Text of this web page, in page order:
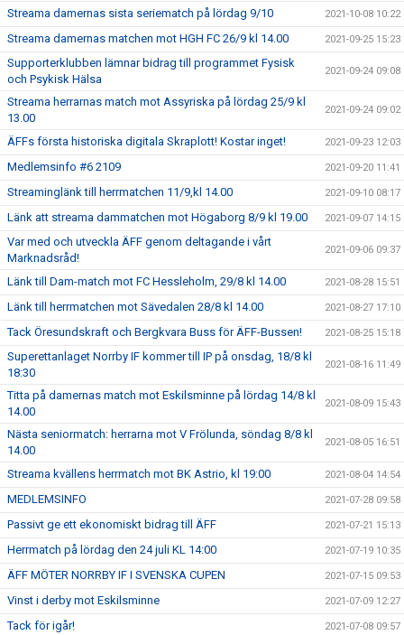
Streama damernas sista seriematch på lördag 9/10 2021-10-08 10:22
Streama damernas matchen mot HGH FC 26/9 kl 14.00 2021-09-25 15:23
Supporterklubben lämnar bidrag till programmet Fysisk
och Psykisk Hälsa
2021-09-24 09:08
Streama herrarnas match mot Assyriska på lördag 25/9 kl
13.00
2021-09-24 09:02
ÄFFs första historiska digitala Skraplott! Kostar inget! 2021-09-23 12:03
Medlemsinfo #6 2109 2021-09-20 11:41
Streaminglänk till herrmatchen 11/9,kl 14.00 2021-09-10 08:17
Länk att streama dammatchen mot Högaborg 8/9 kl 19.00 2021-09-07 14:15
Var med och utveckla ÄFF genom deltagande i vårt
Marknadsråd!
2021-09-06 09:37
Länk till Dam-match mot FC Hessleholm, 29/8 kl 14.00 2021-08-28 15:51
Länk till herrmatchen mot Sävedalen 28/8 kl 14.00 2021-08-27 17:10
Tack Öresundskraft och Bergkvara Buss för ÄFF-Bussen! 2021-08-25 15:18
Superettanlaget Norrby IF kommer till IP på onsdag, 18/8 kl
18:30
2021-08-16 11:49
Titta på damernas match mot Eskilsminne på lördag 14/8 kl
14.00
2021-08-09 15:43
Nästa seniormatch: herrarna mot V Frölunda, söndag 8/8 kl
14.00
2021-08-05 16:51
Streama kvällens herrmatch mot BK Astrio, kl 19:00 2021-08-04 14:54
MEDLEMSINFO 2021-07-28 09:58
Passivt ge ett ekonomiskt bidrag till ÄFF 2021-07-21 15:13
Herrmatch på lördag den 24 juli KL 14:00 2021-07-19 10:35
ÄFF MÖTER NORRBY IF I SVENSKA CUPEN 2021-07-15 09:53
Vinst i derby mot Eskilsminne 2021-07-09 12:27
Tack för igår! 2021-07-08 09:57